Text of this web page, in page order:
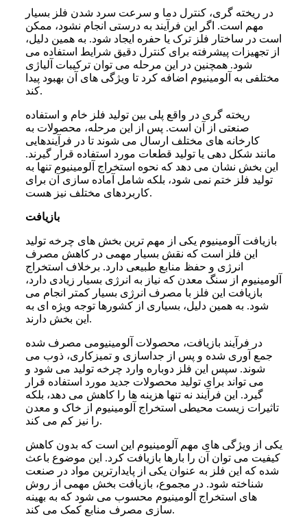
در ریخته گری، کنترل دما و سرعت سرد شدن فلز بسیار
مهم است. اگر این فرآیند به درستی انجام نشود، ممکن
است در ساختار فلز ترک یا حفره ایجاد شود. به همین دلیل،
از تجهیزات پیشرفته برای کنترل دقیق شرایط استفاده می
شود. همچنین در این مرحله می توان ترکیبات آلیاژی
مختلفی به آلومینیوم اضافه کرد تا ویژگی های آن بهبود پیدا
کند.
ریخته گری در واقع پلی بین تولید فلز خام و استفاده
صنعتی از آن است. پس از این مرحله، محصولات به
کارخانه های مختلف ارسال می شوند تا در فرآیندهایی
مانند شکل دهی یا تولید قطعات مورد استفاده قرار گیرند.
این بخش نشان می دهد که نحوه استخراج آلومینیوم تنها به
تولید فلز ختم نمی شود، بلکه شامل آماده سازی آن برای
کاربردهای مختلف نیز هست.
بازیافت
بازیافت آلومینیوم یکی از مهم ترین بخش های چرخه تولید
این فلز است که نقش بسیار مهمی در کاهش مصرف
انرژی و حفظ منابع طبیعی دارد. برخلاف استخراج
آلومینیوم از سنگ معدن که نیاز به انرژی بسیار زیادی دارد،
بازیافت این فلز با مصرف انرژی بسیار کمتر انجام می
شود. به همین دلیل، بسیاری از کشورها توجه ویژه ای به
این بخش دارند.
در فرآیند بازیافت، محصولات آلومینیومی مصرف شده
جمع آوری شده و پس از جداسازی و تمیزکاری، ذوب می
شوند. سپس این فلز دوباره وارد چرخه تولید می شود و
می تواند برای تولید محصولات جدید مورد استفاده قرار
گیرد. این فرآیند نه تنها هزینه ها را کاهش می دهد، بلکه
تاثیرات زیست محیطی استخراج آلومینیوم از خاک و معدن
را نیز کم می کند.
یکی از ویژگی های مهم آلومینیوم این است که بدون کاهش
کیفیت می توان آن را بارها بازیافت کرد. این موضوع باعث
شده که این فلز به عنوان یکی از پایدارترین مواد در صنعت
شناخته شود. در مجموع، بازیافت بخش مهمی از روش
های استخراج آلومینیوم محسوب می شود که به بهینه
سازی مصرف منابع کمک می کند.